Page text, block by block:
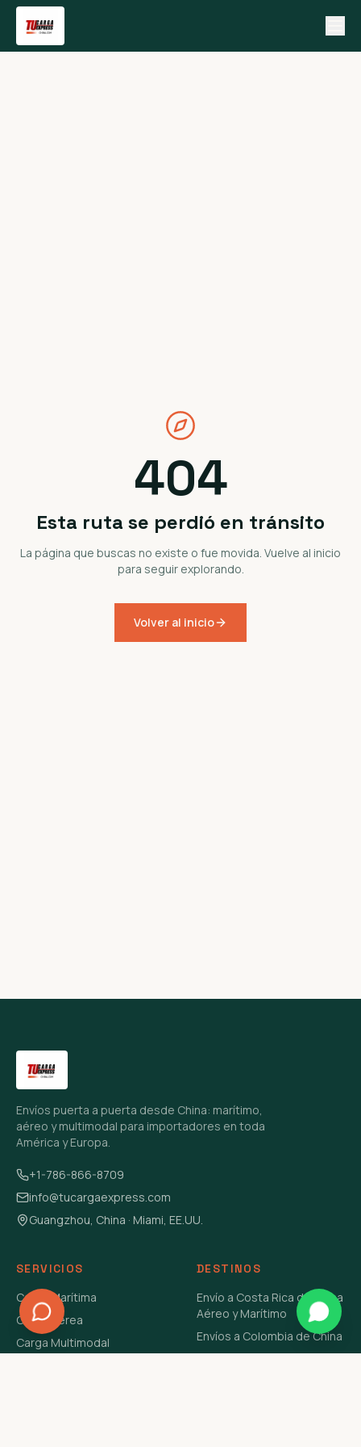
404
Esta ruta se perdió en tránsito
La página que buscas no existe o fue movida. Vuelve al inicio
para seguir explorando.
Volver al inicio
Envíos puerta a puerta desde China: marítimo,
aéreo y multimodal para importadores en toda
América y Europa.
+1-786-866-8709
info@tucargaexpress.com
Guangzhou, China · Miami, EE.UU.
SERVICIOS
Carga Marítima
Carga Aérea
Carga Multimodal
DESTINOS
Envío a Costa Rica de China
Aéreo y Marítimo
Envíos a Colombia de China